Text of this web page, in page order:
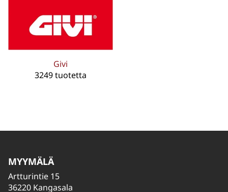
Givi
3249 tuotetta
MYYMÄLÄ
Artturintie 15
36220 Kangasala